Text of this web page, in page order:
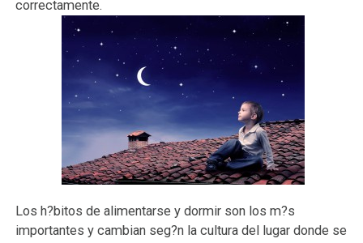
correctamente.
Los h?bitos de alimentarse y dormir son los m?s
importantes y cambian seg?n la cultura del lugar donde se